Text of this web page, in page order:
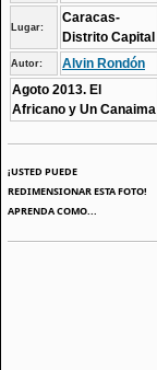
Lugar:
Caracas-
Distrito Capital
Autor:
Alvin Rondón
Agoto 2013. El
Africano y Un Canaima
¡USTED PUEDE
REDIMENSIONAR ESTA FOTO!
APRENDA COMO...